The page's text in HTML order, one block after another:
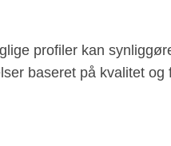
profiler kan
baseret på kvalitet og